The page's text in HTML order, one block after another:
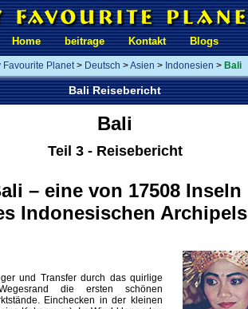
Home beitrage Kontakt Blogs
Favourite Planet> Deutsch >Asien > Indonesien > Bali
Bali Reisebericht
Bali
Teil 3 - Reisebericht
– eine von 17508 Inseln
Indonesischen Archipels
und Transfer durch das quirlige
die ersten schönen
Einchecken in der kleinen